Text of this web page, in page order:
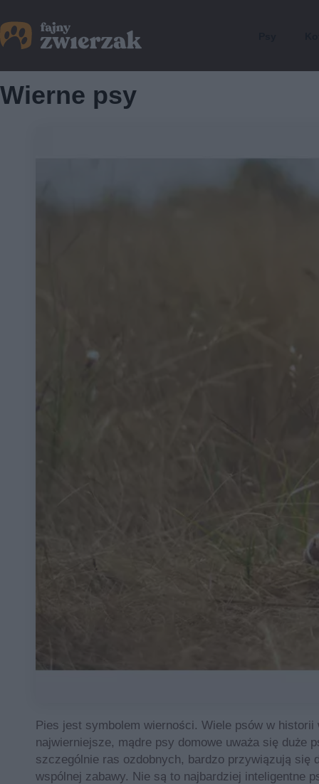
Wierne psy
Pies jest symbolem wierności. Wiele psów w
najwierniejsze, mądre psy domowe uważa się duże
szczególnie ras ozdobnych, bardzo przywiązują się
wspólnej zabawy. Nie są to najbardziej inteligentne